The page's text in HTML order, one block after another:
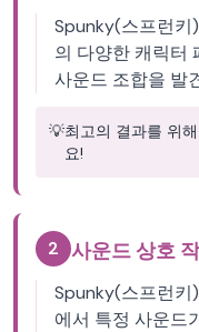
Spunky(스프런키
의 다양한 캐릭터
사운드 조합을 발
💡최고의 결과를 위
요!
2 사운드 상호
Spunky(스프런키
에서 특정 사운드